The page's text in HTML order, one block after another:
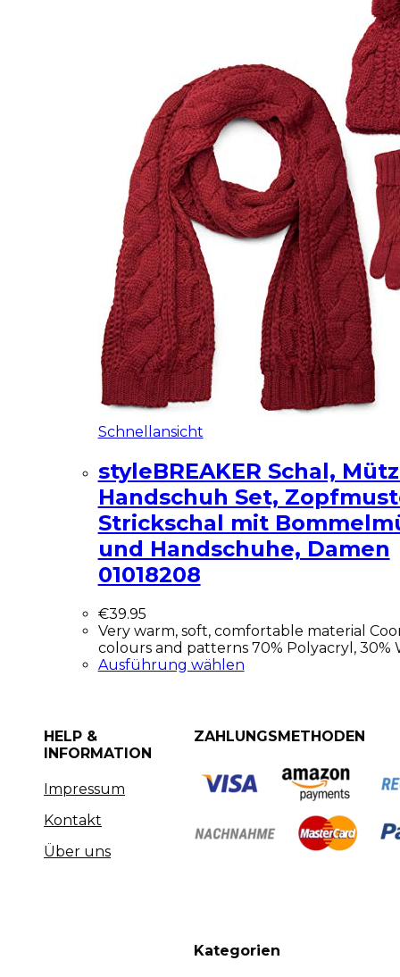
Schnellansicht
styleBREAKER Schal,
Handschuh Set,
Strickschal mit
und Handschuhe, Damen
01018208
€39.95
Very warm, soft, comfortable material
colours and patterns 70% Polyacryl, 30%
Ausführung wählen
HELP &
INFORMATION
Impressum
Kontakt
Über uns
ZAHLUNGSMETHODEN
Kategorien